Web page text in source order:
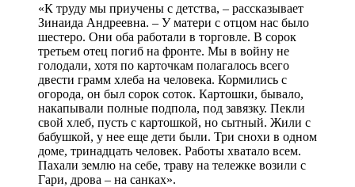
«К труду мы приучены с детства, – рассказывает
Зинаида Андреевна. – У матери с отцом нас было
шестеро. Они оба работали в торговле. В сорок
третьем отец погиб на фронте. Мы в войну не
голодали, хотя по карточкам полагалось всего
двести грамм хлеба на человека. Кормились с
огорода, он был сорок соток. Картошки, бывало,
накапывали полные подпола, под завязку. Пекли
свой хлеб, пусть с картошкой, но сытный. Жили с
бабушкой, у нее еще дети были. Три снохи в одном
доме, тринадцать человек. Работы хватало всем.
Пахали землю на себе, траву на тележке возили с
Гари, дрова – на санках».